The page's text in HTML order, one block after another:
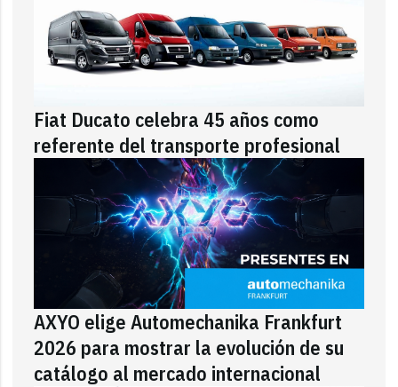
Fiat Ducato celebra 45 años como
referente del transporte profesional
AXYO elige Automechanika Frankfurt
2026 para mostrar la evolución de su
catálogo al mercado internacional